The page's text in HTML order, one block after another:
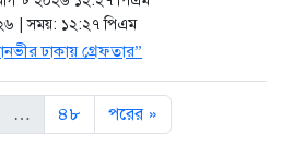
| সময়: ১২:২৭ পিএম
… ৪৮ পরের »